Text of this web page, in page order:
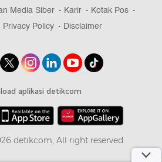
Media Siber Karir
Kotak Pos
Privacy Policy Disclaimer
aplikasi detikcom
detikcom, All right reserved